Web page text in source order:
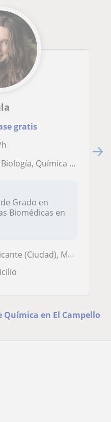
gratis
a alumnos de cualquier edad y de cualquier nivel.
Grado en
Biomédicas en
San Vicente del Raspeig,...
Química en El Campello